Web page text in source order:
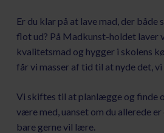
Er du klar på at lave mad, der både
flot ud? På Madkunst-holdet laver
kvalitetsmad og hygger i skolens
får vi masser af tid til at nyde det,
Vi skiftes til at planlægge og finde
være med, uanset om du allerede
bare gerne vil lære.